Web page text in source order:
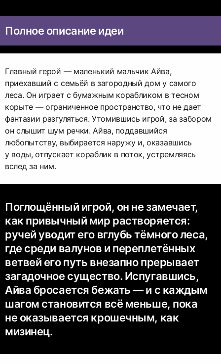
Полное описание идеи
Главный герой — маленький мальчик Айва,
приехавший с семьёй в загородный дом у самого
леса. Он играет с бумажным корабликом в тесном
корыте — ограниченное пространство, что не дает
фантазии разгуляться. Утомившись игрой, за забором
он слышит шум речки. Айва, поддавшийся
любопытству, выбирается наружу и, оказавшись
у воды, отпускает кораблик в поток, устремляясь
вслед за ним.
Поглощённый игрой, он не замечает,
как привычный мир растворяется:
ручей уводит его вглубь тёмного леса,
где среди валунов и переплетённых
ветвей его путь внезапно прерывает
загадочное существо. Испугавшись,
Айва бросается бежать — и с каждым
шагом становится всё меньше, пока
не оказывается крошечным, как
мизинец.